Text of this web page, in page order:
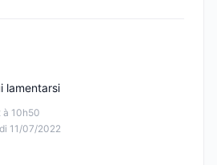
à 10h50
11/07/2022
lamentarsi